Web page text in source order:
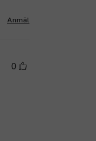
Anmäl
0